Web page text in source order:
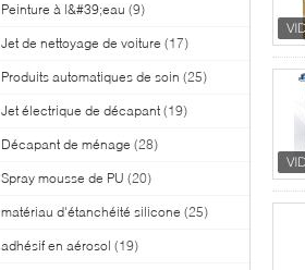
Peinture à l&#39;eau (9)
Jet de nettoyage de voiture (17)
Produits automatiques de soin (25)
Jet électrique de décapant (19)
Décapant de ménage (28)
Spray mousse de PU (20)
matériau d'étanchéité silicone (25)
adhésif en aérosol (19)